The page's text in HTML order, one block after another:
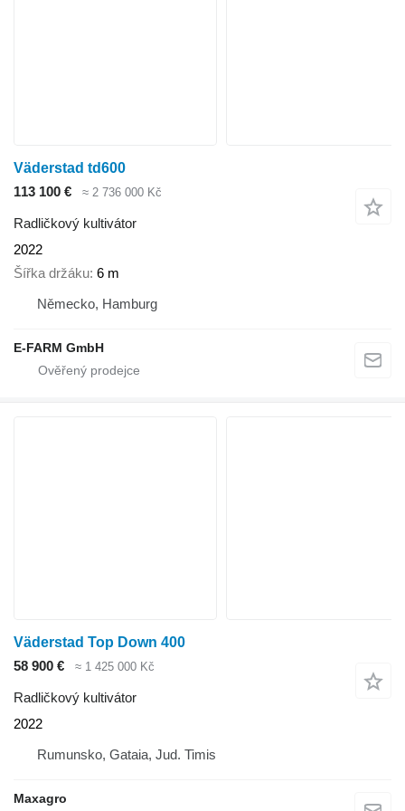
Väderstad td600
113 100 €
≈ 2 736 000 Kč
Radličkový kultivátor
2022
Šířka držáku 6 m
Německo, Hamburg
E-FARM GmbH
Väderstad Top Down 400
58 900 €
≈ 1 425 000 Kč
Radličkový kultivátor
2022
Rumunsko, Gataia, Jud. Timis
Maxagro